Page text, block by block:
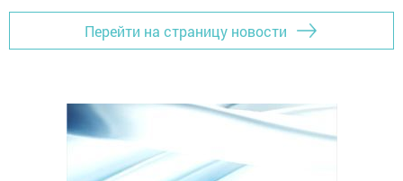
Перейти на страницу новости